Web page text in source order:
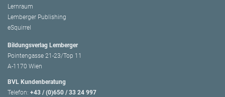
Lernraum
Lemberger Publishing
eSquirrel
Bildungsverlag Lemberger
Pointengasse 21-23/Top 11
A-1170 Wien
BVL Kundenberatung
Telefon: +43 / (0)650 / 33 24 997